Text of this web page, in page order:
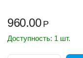
960.00 Р
Доступность: 1 шт.